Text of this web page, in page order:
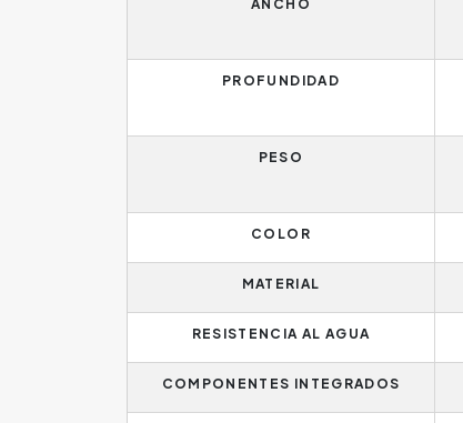
ANCHO
PROFUNDIDAD
PESO
COLOR
MATERIAL
RESISTENCIA AL AGUA
COMPONENTES INTEGRADOS